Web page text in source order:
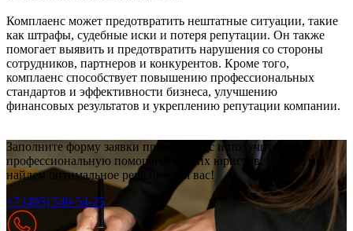
Комплаенс может предотвратить нештатные ситуации, такие
как штрафы, судебные иски и потеря репутации. Он также
помогает выявить и предотвратить нарушения со стороны
сотрудников, партнеров и конкурентов. Кроме того,
комплаенс способствует повышению профессиональных
стандартов и эффективности бизнеса, улучшению
финансовых результатов и укреплению репутации компании.
Заполните форму заявки прямо сейчас и получите
профессиональную помощь от наших юристов. Вместе мы
найдем оптимальное решение для вас!
+7 (495) 540-54-25